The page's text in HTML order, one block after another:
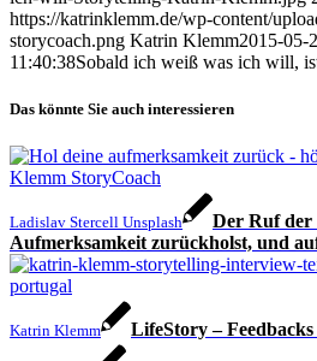
https://katrinklemm.de/wp-content/
storycoach.png Katrin Klemm2015-05-
11:40:38Sobald ich weiß was ich will,
Das könnte Sie auch interessieren
Ladislav Stercell Unsplash
Der Ruf der
Aufmerksamkeit zurückholst, und
Katrin Klemm LifeStory –